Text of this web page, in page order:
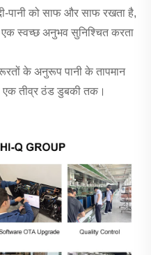
पानी को साफ और साफ रखता है,
स्वच्छ अनुभव सुनिश्चित करता
के अनुरूप पानी के तापमान
तीव्र ठंड डुबकी तक।